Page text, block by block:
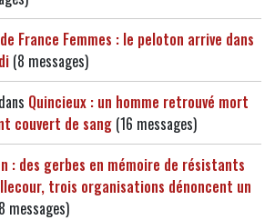
France Femmes : le peloton arrive dans
(8 messages)
dans Quincieux : un homme retrouvé mort
couvert de sang (16 messages)
: des gerbes en mémoire de résistants
trois organisations dénoncent un
messages)